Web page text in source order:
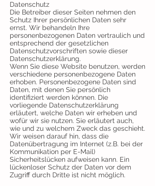
Datenschutz
Die Betreiber dieser Seiten nehmen den
Schutz Ihrer persönlichen Daten sehr
ernst. Wir behandeln Ihre
personenbezogenen Daten vertraulich und
entsprechend der gesetzlichen
Datenschutzvorschriften sowie dieser
Datenschutzerklärung.
Wenn Sie diese Website benutzen, werden
verschiedene personenbezogene Daten
erhoben. Personenbezogene Daten sind
Daten, mit denen Sie persönlich
identifiziert werden können. Die
vorliegende Datenschutzerklärung
erläutert, welche Daten wir erheben und
wofür wir sie nutzen. Sie erläutert auch,
wie und zu welchem Zweck das geschieht.
Wir weisen darauf hin, dass die
Datenübertragung im Internet (z.B. bei der
Kommunikation per E-Mail)
Sicherheitslücken aufweisen kann. Ein
lückenloser Schutz der Daten vor dem
Zugriff durch Dritte ist nicht möglich.